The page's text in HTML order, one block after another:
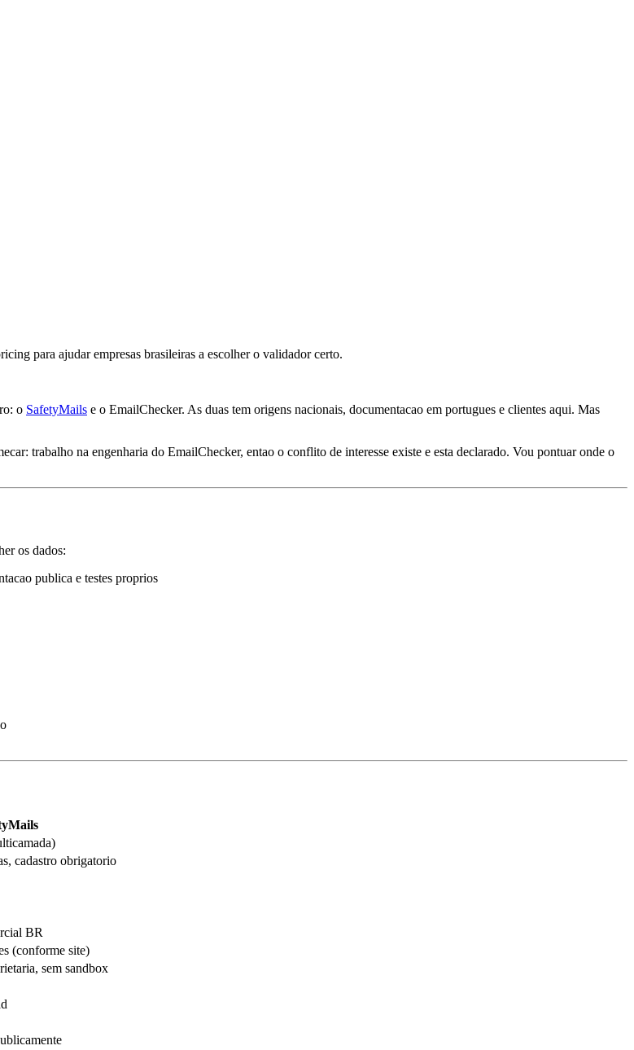
para ajudar empresas brasileiras a escolher o validador certo.
o SafetyMails e o EmailChecker. As duas tem origens nacionais, documentacao em portugues e clientes aqui. Mas
trabalho na engenharia do EmailChecker, entao o conflito de interesse existe e esta declarado. Vou pontuar onde o
os dados:
publica e testes proprios
cadastro obrigatorio
BR
(conforme site)
sem sandbox